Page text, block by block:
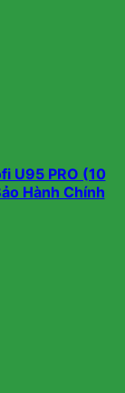
U95 PRO (10
Hành Chính